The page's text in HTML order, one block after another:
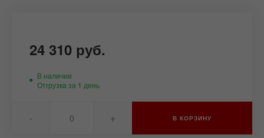
24 310 руб.
В наличии
Отгрузка за 1 день
- + В КОРЗИНУ